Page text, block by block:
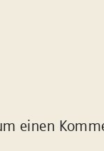
einen